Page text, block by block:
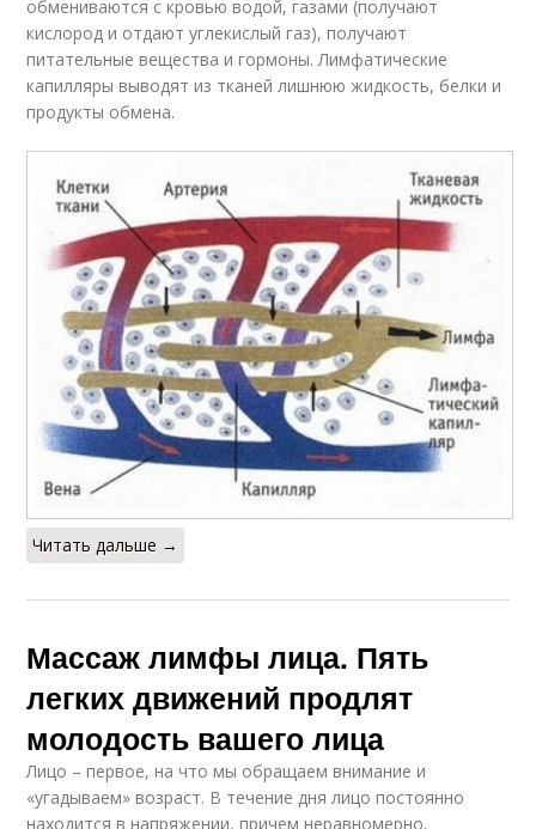
обмениваются с кровью водой, газами (получают
кислород и отдают углекислый газ), получают
питательные вещества и гормоны. Лимфатические
капилляры выводят из тканей лишнюю жидкость, белки и
продукты обмена.
Читать дальше →
Массаж лимфы лица. Пять
легких движений продлят
молодость вашего лица
Лицо – первое, на что мы обращаем внимание и
«угадываем» возраст. В течение дня лицо постоянно
находится в напряжении, причем неравномерно.